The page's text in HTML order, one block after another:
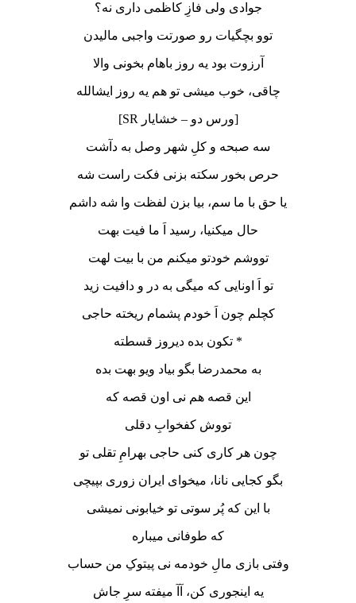
جوادی ولی فازِ کاظمی داری نه؟
توو بچگیات رو صورتت واجبی مالیدن
آرزوت بود یه روز باهام بخونی والا
چاقی، خوب میشی تو هم یه روز ایشالله
[ورس دو – خشایار SR]
سه صبحه و کلِ شهر وصل به دآشت
حرص بخور سکته بزنی فکت راست شه
یا حق با ما سم، بیا بزن لفظت وا شه داشم
حال میکنیا، رسید اَ ما فیت بهت
تووشم خودتو میکنم من با بیت لهت
تو اَ اونایی که میگی به در و دافیت زید
کچلم چون اَ خودم پشمام ریخته حاجی
* تکون بده دیروز قسطته
به محمدرضا بگو بیاد ویو بهت بده
این قصه هم نی اون قصه که
تووش کفخوابِ دقلی
چون هر کاری کنی حاجی بهرامِ تقلی تو
بگو کجایی نانا، میخوای ایران زوری بپیچی
با این که پُر سوتی تو خیابونی نمیشی
که طوفانی میباره
وفتی بازی مالِ خودمه نی پیتوکِ من حساب
یه اینجوری کن، آآ میفته سرِ جاش